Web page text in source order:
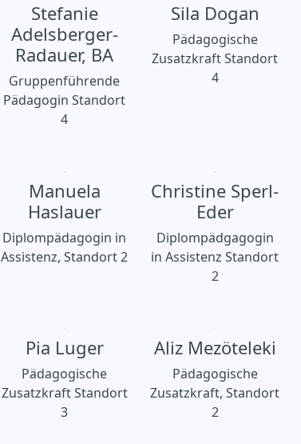
Stefanie
Adelsberger-
Radauer, BA
Gruppenführende
Pädagogin Standort
4
Sila Dogan
Pädagogische
Zusatzkraft Standort
4
Manuela
Haslauer
Diplompädagogin in
Assistenz, Standort 2
Christine Sperl-
Eder
Diplompädgagogin
in Assistenz Standort
2
Pia Luger
Pädagogische
Zusatzkraft Standort
3
Aliz Mezöteleki
Pädagogische
Zusatzkraft, Standort
2